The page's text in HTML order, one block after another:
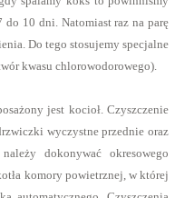
do 10 dni. Natomiast raz na parę
Do tego stosujemy specjalne
kwasu chlorowodorowego).
jest kocioł. Czyszczenie
wyczystne przednie oraz
dokonywać okresowego
komory powietrznej, w której